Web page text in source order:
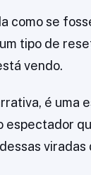
como se
tipo de
vendo.
é uma
espectador